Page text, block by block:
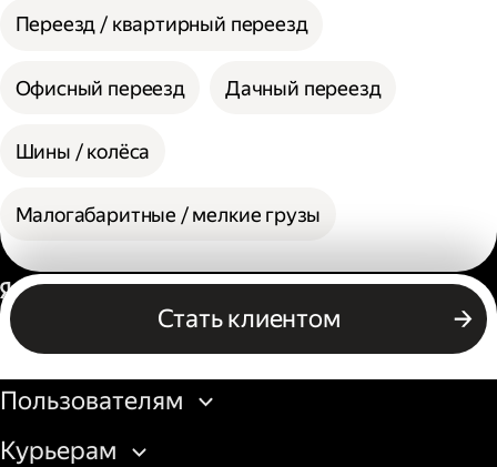
Переезд / квартирный переезд
Офисный переезд Дачный переезд
Шины / колёса
Малогабаритные / мелкие грузы
Стать клиентом
Россия
Бизнесу
Пользователям
Курьерам